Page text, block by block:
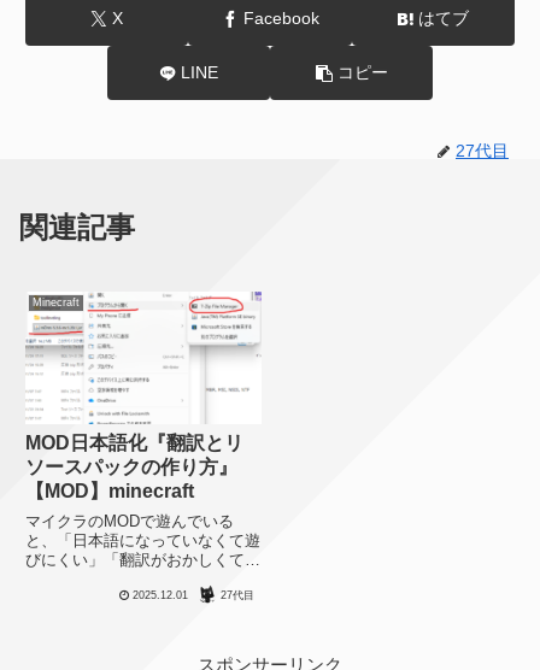
X Facebook はてブ
LINE コピー
27代目
関連記事
Minecraft
MOD日本語化『翻訳とリ
ソースパックの作り方』
【MOD】minecraft
マイクラのMODで遊んでいる
と、「日本語になっていなくて遊
びにくい」「翻訳がおかしくて違
たることがあります。新しい
たら嬉しいと思うのでその方法を
2025.12.01 27代目
スポンサーリンク